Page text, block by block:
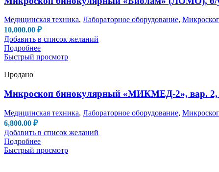
Медицинская техника, Лабораторное оборудование,
10,000.00 ₽
Добавить в список желаний
Подробнее
Быстрый просмотр
Продано
Микроскоп бинокулярный «МИКМЕД-2», вар.
Медицинская техника, Лабораторное оборудование,
6,800.00 ₽
Добавить в список желаний
Подробнее
Быстрый просмотр